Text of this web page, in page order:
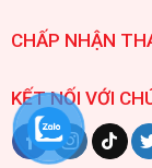
CHẤP NHẬN
KẾT NỐI VỚI